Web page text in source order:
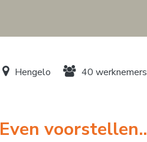
Hengelo 4​0 werknemers
Even voorstellen..